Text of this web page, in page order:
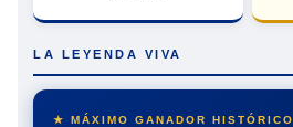
LA LEYENDA VIVA
★ MÁXIMO GANADOR HISTÓRICO